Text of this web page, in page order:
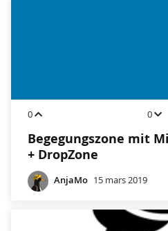
0 0
Begegungszone mit
+ DropZone
AnjaMo 15 mars 2019